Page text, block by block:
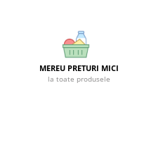
MEREU PRETURI MICI
la toate produsele